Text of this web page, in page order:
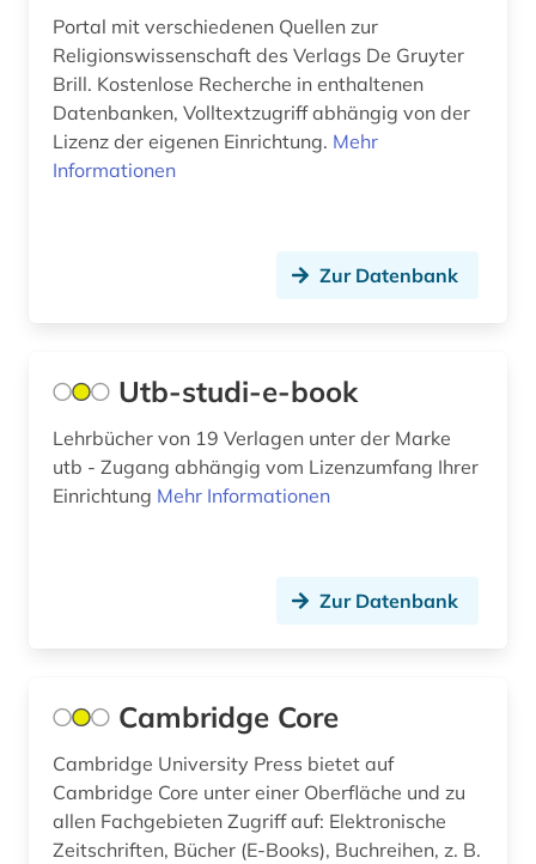
arbeitsrecht (2)
arbeitsschutz (2)
architektur (27)
archival documents (1)
archivalien (2)
archivbestand (1)
archäologische stätte (1)
arisierung (1)
Montenegro (2)
Niederlande (17)
Osmanisches Reich (2)
Ostasien (3)
Osteuropa (12)
Polen (28)
Roemisches Reich (2)
Rumänien (7)
Portal mit verschiedenen Quellen zur
Religionswissenschaft des Verlags De Gruyter
Brill. Kostenlose Recherche in enthaltenen
Datenbanken, Volltextzugriff abhängig von der
Lizenz der eigenen Einrichtung. Mehr
Informationen
Zur Datenbank
Utb-studi-e-book
Lehrbücher von 19 Verlagen unter der Marke
utb - Zugang abhängig vom Lizenzumfang Ihrer
Einrichtung Mehr Informationen
Zur Datenbank
Cambridge Core
Cambridge University Press bietet auf
Cambridge Core unter einer Oberfläche und zu
allen Fachgebieten Zugriff auf: Elektronische
Zeitschriften, Bücher (E-Books), Buchreihen, z. B.